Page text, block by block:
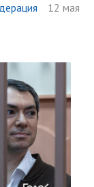
12 мая